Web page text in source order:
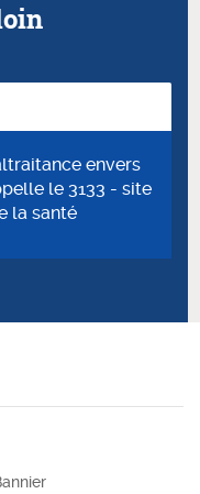
envers
le 3133 - site
la santé